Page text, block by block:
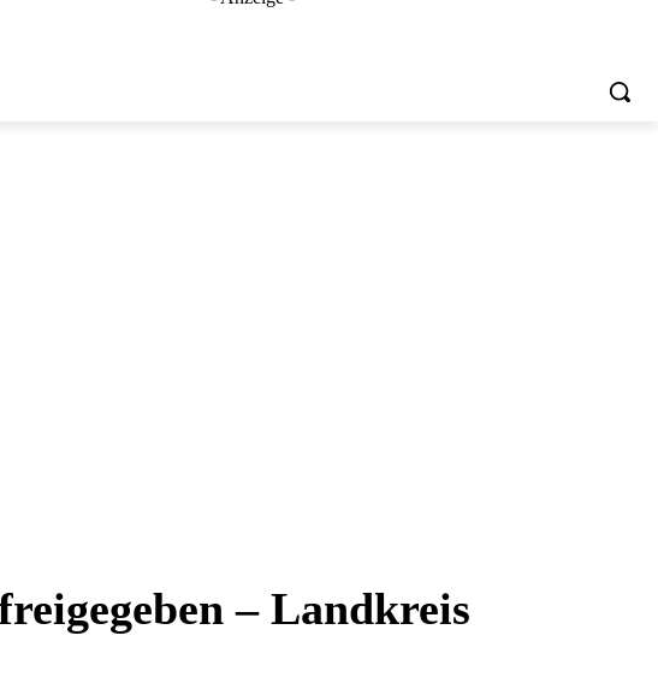
– Landkreis